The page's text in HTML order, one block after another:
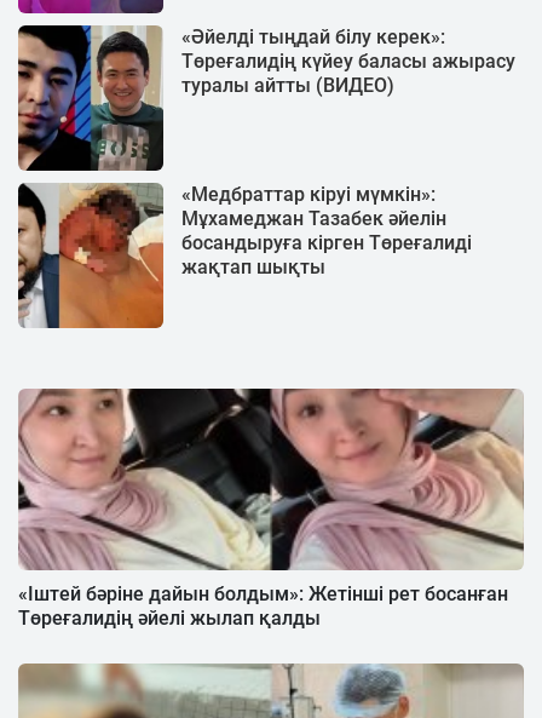
«Әйелді тыңдай білу керек»:
Төреғалидің күйеу баласы ажырасу
туралы айтты (ВИДЕО)
«Медбраттар кіруі мүмкін»:
Мұхамеджан Тазабек әйелін
босандыруға кірген Төреғалиді
жақтап шықты
«Іштей бәріне дайын болдым»: Жетінші рет босанған
Төреғалидің әйелі жылап қалды